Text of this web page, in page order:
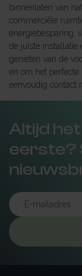
binnenlaten van
commerciële
energiebesparing,
de juiste installatie
genieten van de
en om het
eenvoudig contact
Altijd het
eerste?